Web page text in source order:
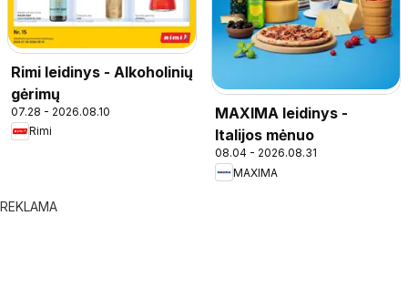
Rimi leidinys - Alkoholinių
gėrimų
07.28 - 2026.08.10
Rimi
MAXIMA leidinys -
Italijos mėnuo
08.04 - 2026.08.31
MAXIMA
REKLAMA